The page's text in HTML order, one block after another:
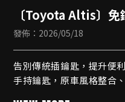
〔Toyota Altis〕免
發佈：2026/05/18
告別傳統插鑰匙，提升便
手持鑰匙，原車風格整合